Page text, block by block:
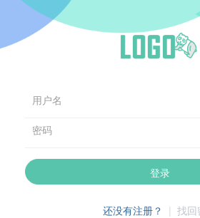
用户名
密码
登录
还没有注册？ | 找回